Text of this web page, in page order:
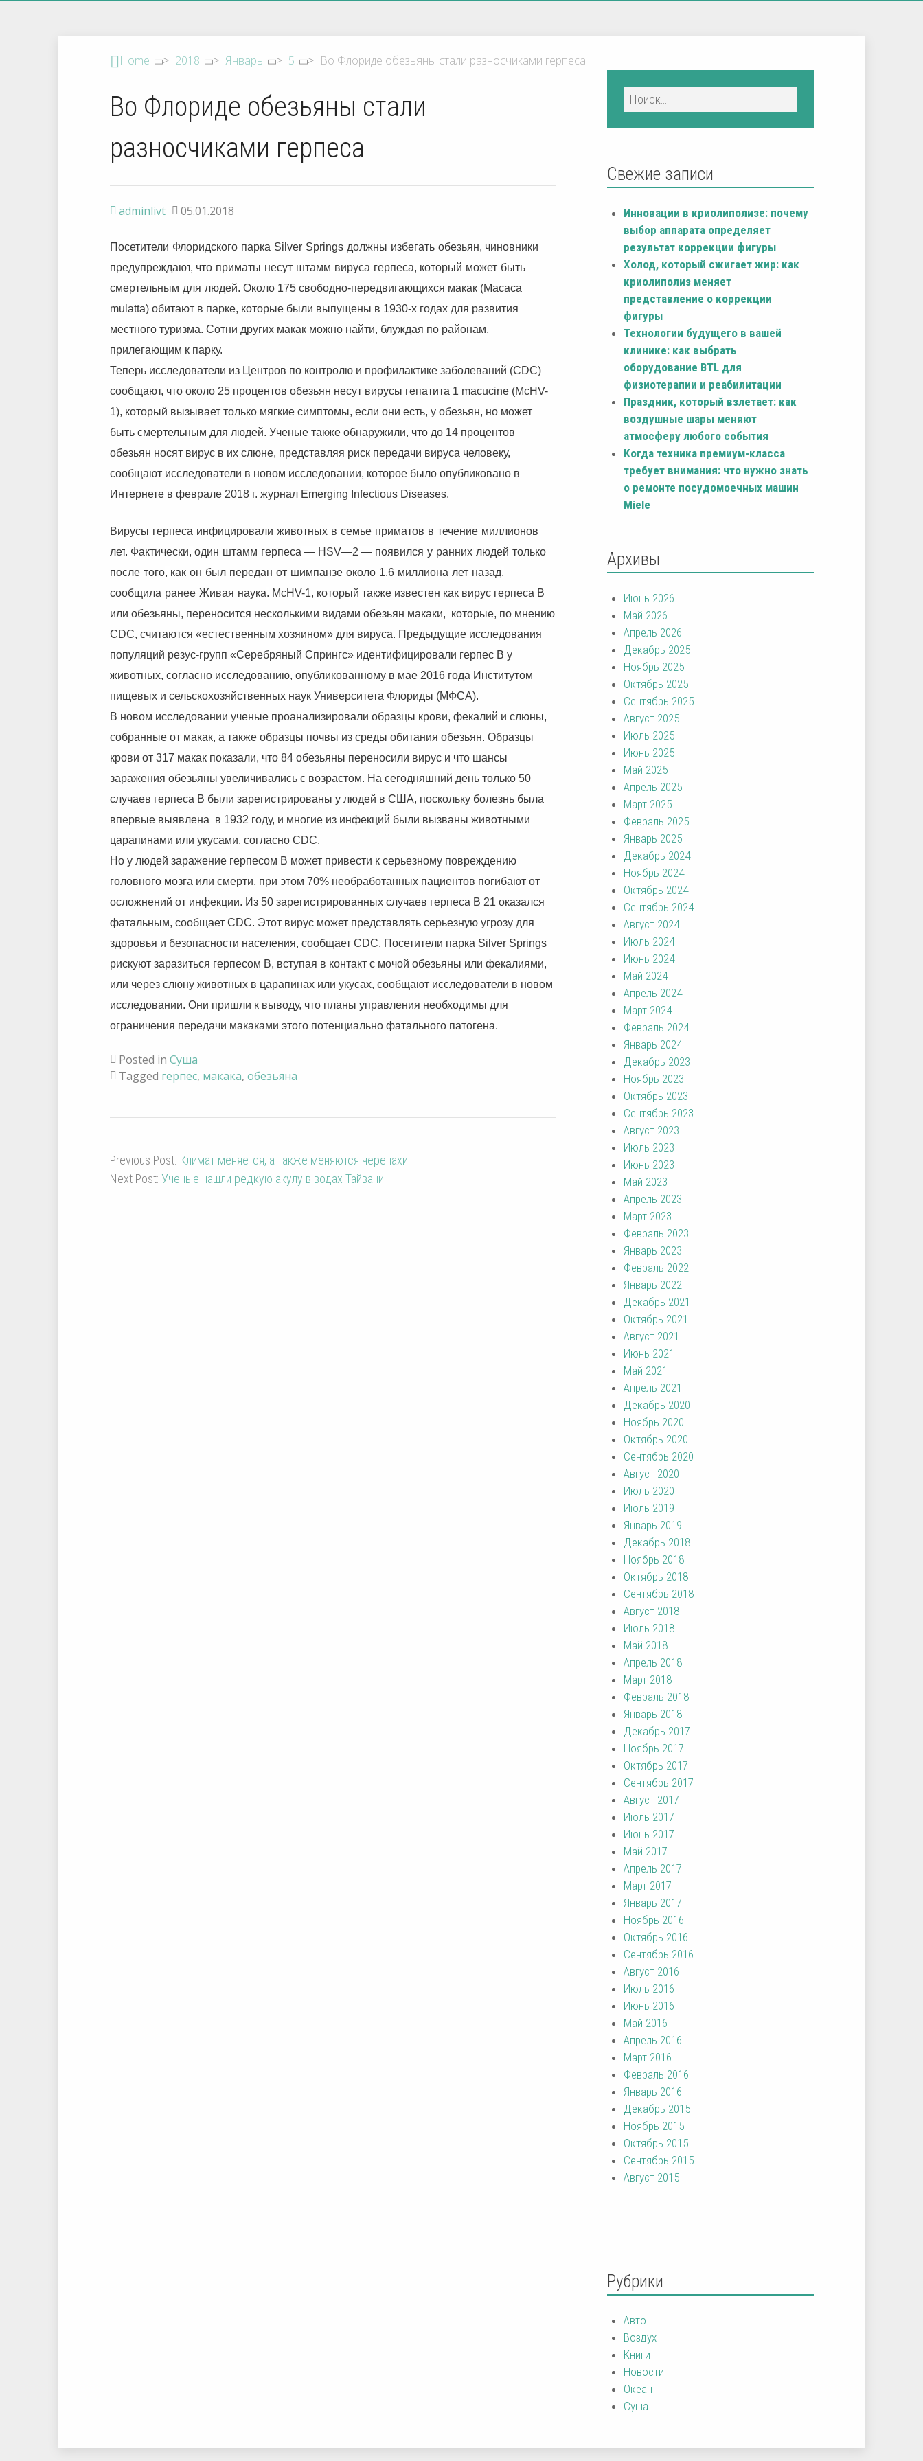
Home > 2018 > Январь > 5 > Во Флориде обезьяны стали разносчиками герпеса
Во Флориде обезьяны стали
разносчиками герпеса
adminlivt 05.01.2018
Посетители Флоридского парка Silver Springs должны избегать обезьян, чиновники
предупреждают, что приматы несут штамм вируса герпеса, который может быть
смертельным для людей. Около 175 свободно-передвигающихся макак (Macaca
mulatta) обитают в парке, которые были выпущены в 1930-х годах для развития
местного туризма. Сотни других макак можно найти, блуждая по районам,
прилегающим к парку.
Теперь исследователи из Центров по контролю и профилактике заболеваний (CDC)
сообщают, что около 25 процентов обезьян несут вирусы гепатита 1 macucine (McHV-
1), который вызывает только мягкие симптомы, если они есть, у обезьян, но может
быть смертельным для людей. Ученые также обнаружили, что до 14 процентов
обезьян носят вирус в их слюне, представляя риск передачи вируса человеку,
сообщают исследователи в новом исследовании, которое было опубликовано в
Интернете в феврале 2018 г. журнал Emerging Infectious Diseases.
Вирусы герпеса инфицировали животных в семье приматов в течение миллионов
лет. Фактически, один штамм герпеса — HSV—2 — появился у ранних людей только
после того, как он был передан от шимпанзе около 1,6 миллиона лет назад,
сообщила ранее Живая наука. McHV-1, который также известен как вирус герпеса B
или обезьяны, переносится несколькими видами обезьян макаки, которые, по мнению
CDC, считаются «естественным хозяином» для вируса. Предыдущие исследования
популяций резус-групп «Серебряный Спрингс» идентифицировали герпес B у
животных, согласно исследованию, опубликованному в мае 2016 года Институтом
пищевых и сельскохозяйственных наук Университета Флориды (МФСА).
В новом исследовании ученые проанализировали образцы крови, фекалий и слюны,
собранные от макак, а также образцы почвы из среды обитания обезьян. Образцы
крови от 317 макак показали, что 84 обезьяны переносили вирус и что шансы
заражения обезьяны увеличивались с возрастом. На сегодняшний день только 50
случаев герпеса В были зарегистрированы у людей в США, поскольку болезнь была
впервые выявлена в 1932 году, и многие из инфекций были вызваны животными
царапинами или укусами, согласно CDC.
Но у людей заражение герпесом В может привести к серьезному повреждению
головного мозга или смерти, при этом 70% необработанных пациентов погибают от
осложнений от инфекции. Из 50 зарегистрированных случаев герпеса B 21 оказался
фатальным, сообщает CDC. Этот вирус может представлять серьезную угрозу для
здоровья и безопасности населения, сообщает CDC. Посетители парка Silver Springs
рискуют заразиться герпесом B, вступая в контакт с мочой обезьяны или фекалиями,
или через слюну животных в царапинах или укусах, сообщают исследователи в новом
исследовании. Они пришли к выводу, что планы управления необходимы для
ограничения передачи макаками этого потенциально фатального патогена.
Posted in Суша
Tagged герпес, макака, обезьяна
Previous Post: Климат меняется, а также меняются черепахи
Next Post: Ученые нашли редкую акулу в водах Тайвани
Свежие записи
Инновации в криолиполизе: почему
выбор аппарата определяет
результат коррекции фигуры
Холод, который сжигает жир: как
криолиполиз меняет
представление о коррекции
фигуры
Технологии будущего в вашей
клинике: как выбрать
оборудование BTL для
физиотерапии и реабилитации
Праздник, который взлетает: как
воздушные шары меняют
атмосферу любого события
Когда техника премиум-класса
требует внимания: что нужно знать
о ремонте посудомоечных машин
Miele
Архивы
Июнь 2026
Май 2026
Апрель 2026
Декабрь 2025
Ноябрь 2025
Октябрь 2025
Сентябрь 2025
Август 2025
Июль 2025
Июнь 2025
Май 2025
Апрель 2025
Март 2025
Февраль 2025
Январь 2025
Декабрь 2024
Ноябрь 2024
Октябрь 2024
Сентябрь 2024
Август 2024
Июль 2024
Июнь 2024
Май 2024
Апрель 2024
Март 2024
Февраль 2024
Январь 2024
Декабрь 2023
Ноябрь 2023
Октябрь 2023
Сентябрь 2023
Август 2023
Июль 2023
Июнь 2023
Май 2023
Апрель 2023
Март 2023
Февраль 2023
Январь 2023
Февраль 2022
Январь 2022
Декабрь 2021
Октябрь 2021
Август 2021
Июнь 2021
Май 2021
Апрель 2021
Декабрь 2020
Ноябрь 2020
Октябрь 2020
Сентябрь 2020
Август 2020
Июль 2020
Июль 2019
Январь 2019
Декабрь 2018
Ноябрь 2018
Октябрь 2018
Сентябрь 2018
Август 2018
Июль 2018
Май 2018
Апрель 2018
Март 2018
Февраль 2018
Январь 2018
Декабрь 2017
Ноябрь 2017
Октябрь 2017
Сентябрь 2017
Август 2017
Июль 2017
Июнь 2017
Май 2017
Апрель 2017
Март 2017
Январь 2017
Ноябрь 2016
Октябрь 2016
Сентябрь 2016
Август 2016
Июль 2016
Июнь 2016
Май 2016
Апрель 2016
Март 2016
Февраль 2016
Январь 2016
Декабрь 2015
Ноябрь 2015
Октябрь 2015
Сентябрь 2015
Август 2015
Рубрики
Авто
Воздух
Книги
Новости
Океан
Суша